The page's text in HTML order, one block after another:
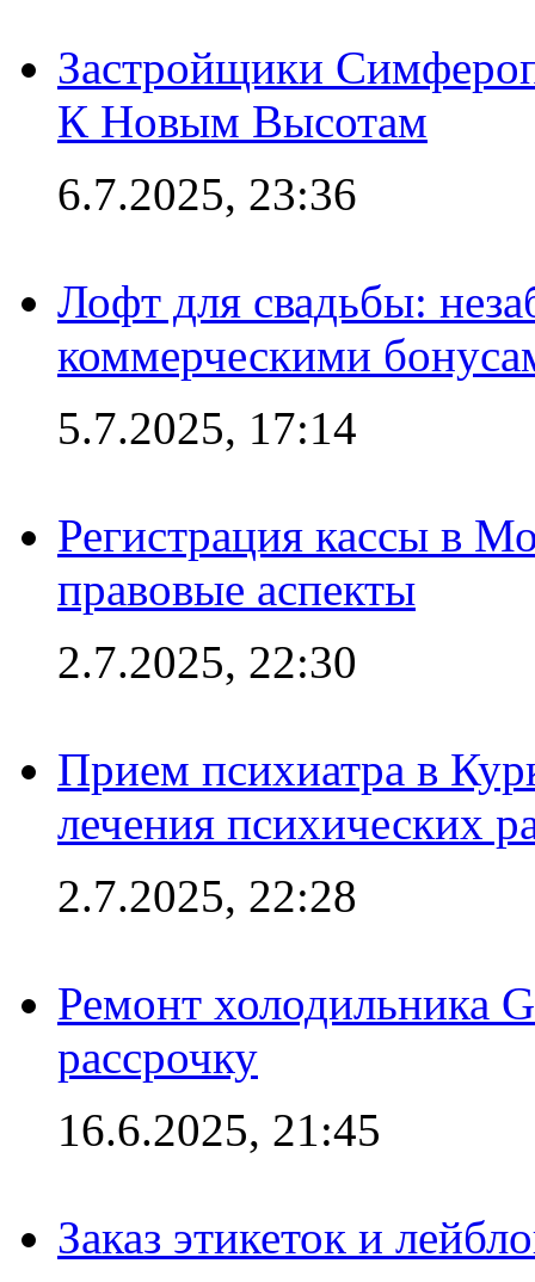
Застройщики
К Новым Высотам
6.7.2025, 23:36
Лофт для свадьбы:
коммерческими
5.7.2025, 17:14
Регистрация кассы в
правовые аспекты
2.7.2025, 22:30
Прием психиатра в
лечения психических
2.7.2025, 22:28
Ремонт холодильника
рассрочку
16.6.2025, 21:45
Заказ этикеток и